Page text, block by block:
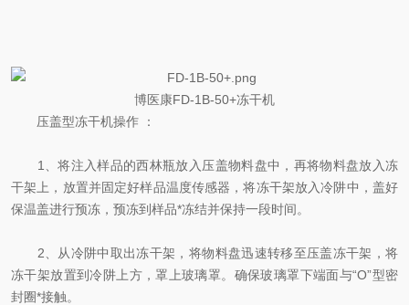
博医康FD-1B-50+冻干机
压盖型冻干机操作 ：
1、将注入样品的西林瓶放入压盖物料盘中，再将物料盘放入冻
干架上，放置并固定好样品温度传感器，将冻干架放入冷阱中，盖好
保温盖进行预冻，预冻到样品*冻结并保持一段时间。
2、从冷阱中取出冻干架，将物料盘迅速转移至压盖冻干架，将
冻干架放置到冷阱上方，罩上玻璃罩。确保玻璃罩下端面与“O”型密
封圈*接触。